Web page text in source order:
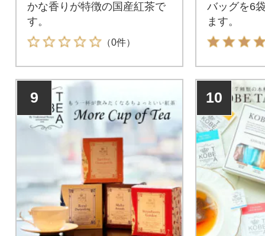
かな香りが特徴の国産紅茶で
す。
（0件）
バッグを6
ます。
9 10